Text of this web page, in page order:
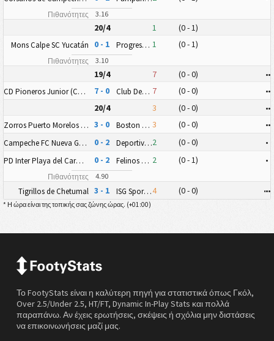
Πιθανότητες 3.16
20/4 1 (0 - 1)
Mons Calpe SC Yucatán
Πιθανότητες
0 - 1
3.10
Progreso FC 1 (0 - 1)
19/4 7 (0 - 0) ••
CD Pioneros Junior (CD Pioneros de Cancún II) 7 - 0 Club Deportivo Zitácuaro II 7 (0 - 0) ••
20/4
3 (0 - 0) ••
Zorros Puerto Morelos FC 3 - 0 Boston Cancun FC 3 (0 - 0) ••
Campeche FC Nueva Generación 0 - 2 Deportiva Venados FC II2 (0 - 0) •
PD Inter Playa del Carmen AC II
Πιθανότητες
0 - 2
4.90
Felinos 48 AC 2 (0 - 1) •
Tigrillos de Chetumal 3 - 1 ISG Sport FC4 (0 - 0) •••
* Η ώρα είναι της τοπικής σας ζώνης ώρας. (+01:00)
Το FootyStats είναι η καλύτερη πηγή για στατιστικά όπως Γκόλ,
Over 2.5/Under 2.5, HT/FT, Dynamic In-Play Stats και πολλά
παραπάνω. Αν έχεις ερωτήσεις, σκέψεις ή σχόλια μην διστάσεις
να επικοινωνήσεις μαζί μας.